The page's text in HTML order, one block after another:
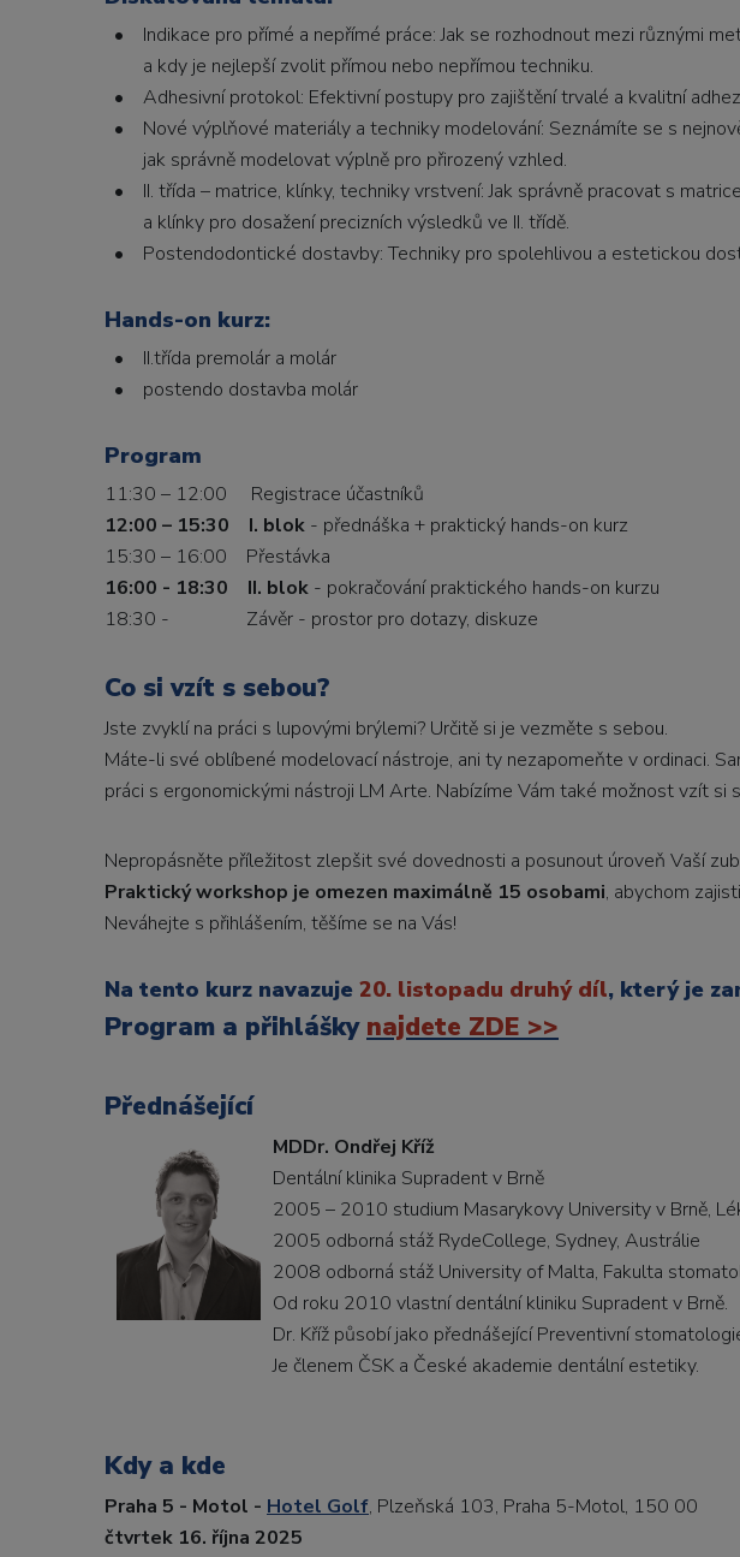
• Indikace pro přímé a nepřímé práce: Jak se rozhodnout mezi různými
a kdy je nejlepší zvolit přímou nebo nepřímou techniku.
• Adhesivní protokol: Efektivní postupy pro zajištění trvalé a kvalitní
• Nové výplňové materiály a techniky modelování: Seznámíte se s
jak správně modelovat výplně pro přirozený vzhled.
• II. třída – matrice, klínky, techniky vrstvení: Jak správně pracovat s
a klínky pro dosažení precizních výsledků ve II. třídě.
• Postendodontické dostavby: Techniky pro spolehlivou a estetickou
Hands-on kurz:
• II.třída premolár a molár
• postendo dostavba molár
Program
11:30 – 12:00 Registrace účastníků
12:00 – 15:30 I. blok - přednáška + praktický hands-on kurz
15:30 – 16:00 Přestávka
16:00 - 18:30 II. blok - pokračování praktického hands-on kurzu
18:30 - Závěr - prostor pro dotazy, diskuze
Co si vzít s sebou?
Jste zvyklí na práci s lupovými brýlemi? Určitě si je vezměte s sebou.
Máte-li své oblíbené modelovací nástroje, ani ty nezapomeňte v ordinaci.
práci s ergonomickými nástroji LM Arte. Nabízíme Vám také možnost vzít si
Nepropásněte příležitost zlepšit své dovednosti a posunout úroveň Vaší
Praktický workshop je omezen maximálně 15 osobami, abychom
Neváhejte s přihlášením, těšíme se na Vás!
Na tento kurz navazuje 20. listopadu druhý díl, který je
Program a přihlášky najdete ZDE >>
Přednášející
MDDr. Ondřej Kříž
Dentální klinika Supradent v Brně
2005 – 2010 studium Masarykovy University v Brně,
2005 odborná stáž RydeCollege, Sydney, Austrálie
2008 odborná stáž University of Malta, Fakulta
Od roku 2010 vlastní dentální kliniku Supradent v Brně.
Dr. Kříž působí jako přednášející Preventivní
Je členem ČSK a České akademie dentální estetiky.
Kdy a kde
Praha 5 - Motol - Hotel Golf, Plzeňská 103, Praha 5-Motol, 150 00
čtvrtek 16. října 2025